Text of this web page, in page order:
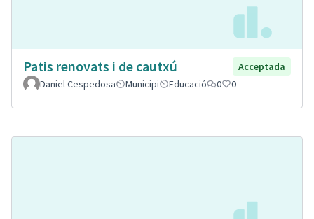
Patis renovats i de cautxú
Acceptada
Daniel Cespedosa
Municipi Educació 0 0